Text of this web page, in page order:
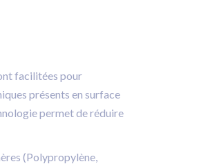
facilitées pour
présents en surface
permet de réduire
(Polypropylène,